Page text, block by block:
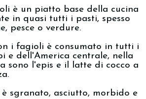
è un piatto base della cucina
in quasi tutti i pasti, spesso
pesce o verdure.
i fagioli è consumato in tutti i
e dell'America centrale, nella
sono l'epis e il latte di cocco a
sgranato, asciutto, morbido e